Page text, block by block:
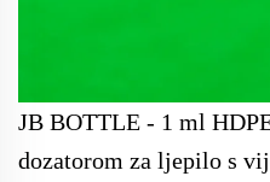
JB BOTTLE - 1 ml
dozatorom za ljepilo s